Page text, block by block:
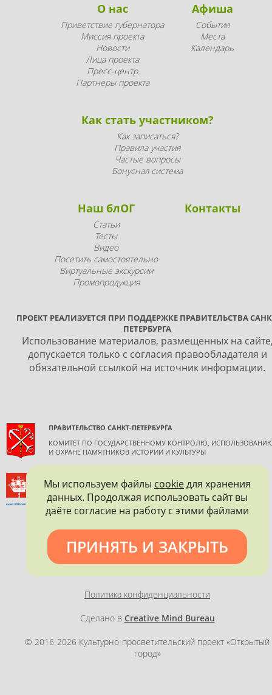
О нас
Приветствие губернатора
Миссия проекта
Новости
Лица проекта
Пресс-центр
Партнеры проекта
Афиша
События
Места
Календарь
Как стать участником?
Как записаться?
Правила участия
Частые вопросы
Бонусная система
Наш блОГ
Статьи
Тесты
Видео
Посетить самостоятельно
Виртуальные экскурсии
Промопродукция
Контакты
ПРОЕКТ РЕАЛИЗУЕТСЯ ПРИ ПОДДЕРЖКЕ ПРАВИТЕЛЬСТВА
ПЕТЕРБУРГА
Использование материалов, размещенных на
допускается только с согласия правообладателя и
обязательной ссылкой на источник информации.
ПРАВИТЕЛЬСТВО САНКТ-ПЕТЕРБУРГА
КОМИТЕТ ПО ГОСУДАРСТВЕННОМУ КОНТРОЛЮ,
И ОХРАНЕ ПАМЯТНИКОВ ИСТОРИИ И КУЛЬТУРЫ
ИСТОРИИ И КУЛЬТУРЫ
САНКТ-ПЕТЕРБУРГСКОЕ ГОРОДСКОЕ ОТДЕЛЕНИЕ
Политика конфиденциальности
Сделано в Creative Mind Bureau
© 2016-2026 Культурно-просветительский проект «Открытый
город»
Мы используем файлы cookieдля хранения
данных. Продолжая использовать сайт вы
даёте согласие на работу с этими файлами
ПРИНЯТЬ И ЗАКРЫТЬ